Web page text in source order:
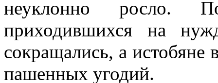
неуклонно росло.
приходившихся на
сокращались, а истобяне
пашенных угодий.